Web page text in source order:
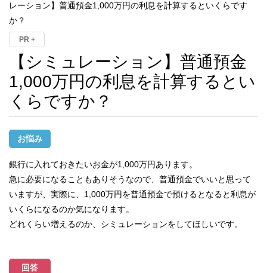
レーション】普通預金1,000万円の利息を計算するといくらです
か？
PR +
【シミュレーション】普通預金
1,000万円の利息を計算するとい
くらですか？
お悩み
銀行に入れておきたいお金が1,000万円あります。
急に必要になることもありそうなので、普通預金でいいと思って
いますが、実際に、1,000万円を普通預金で預けるとなると利息が
いくらになるのか気になります。
どれくらい増えるのか、シミュレーションをしてほしいです。
回答